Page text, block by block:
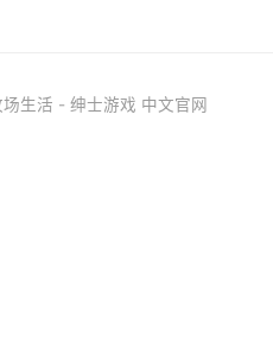
生活 - 绅士游戏 中文官网